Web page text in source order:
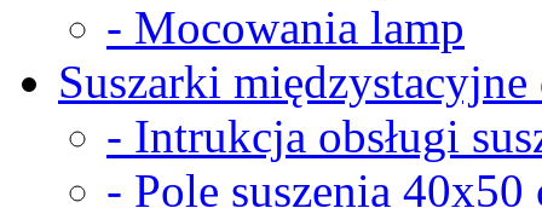
- Mocowania lamp
Suszarki
- Intrukcja obsługi
- Pole suszenia 40x50